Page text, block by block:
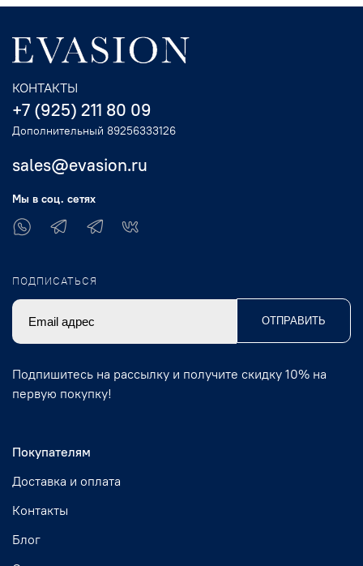
Покупателям
Доставка и оплата
Контакты
Блог
КОНТАКТЫ
+7 (925) 211 80 09
Дополнительный 89256333126
sales@evasion.ru
Мы в соц. сетях
ПОДПИСАТЬСЯ
ОТПРАВИТЬ
Подпишитесь на рассылку и получите скидку 10% на
первую покупку!